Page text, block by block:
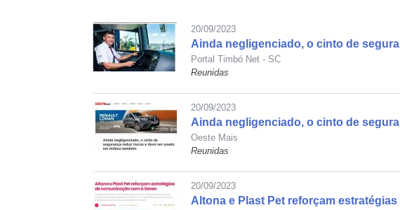
20/09/2023
Ainda negligenciado, o cinto de
Portal Timbó Net - SC
Reunidas
20/09/2023
Ainda negligenciado, o cinto de
Oeste Mais
Reunidas
20/09/2023
Altona e Plast Pet reforçam